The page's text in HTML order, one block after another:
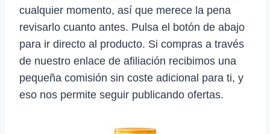
cualquier momento, así que merece la pena
revisarlo cuanto antes. Pulsa el botón de abajo
para ir directo al producto. Si compras a través
de nuestro enlace de afiliación recibimos una
pequeña comisión sin coste adicional para ti, y
eso nos permite seguir publicando ofertas.